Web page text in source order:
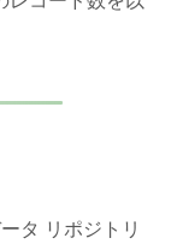
タ リポジトリ